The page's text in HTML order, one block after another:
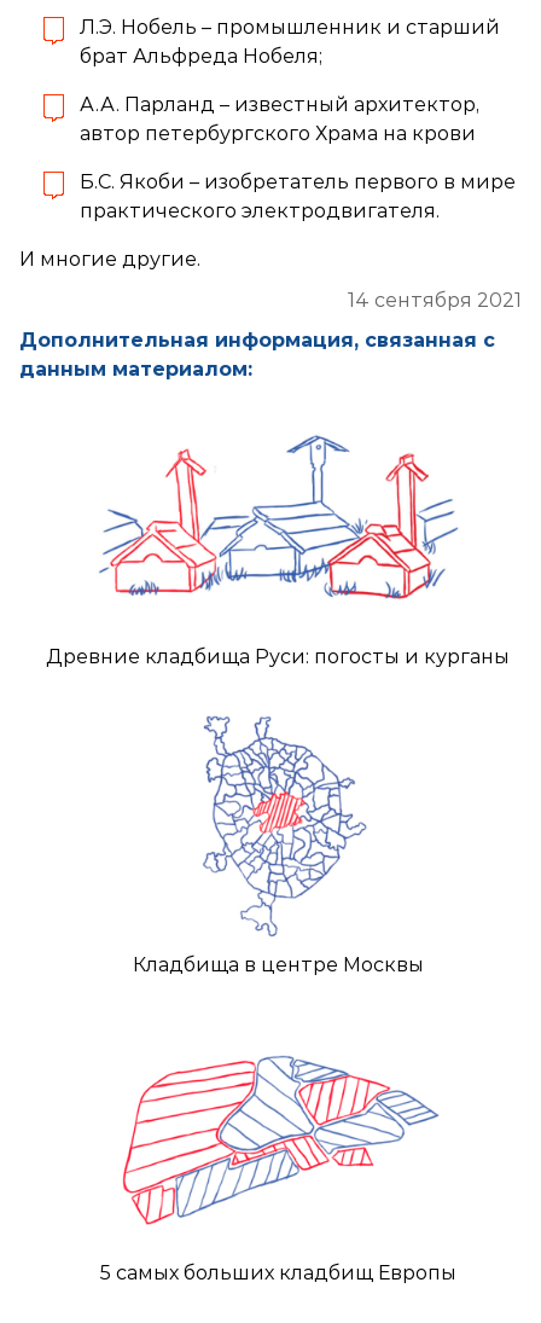
Л.Э. Нобель – промышленник и старший
брат Альфреда Нобеля;
А.А. Парланд – известный архитектор,
автор петербургского Храма на крови
Б.С. Якоби – изобретатель первого в мире
практического электродвигателя.
И многие другие.
14 сентября 2021
Дополнительная информация, связанная с
данным материалом:
Древние кладбища Руси: погосты и курганы
Кладбища в центре Москвы
5 самых больших кладбищ Европы